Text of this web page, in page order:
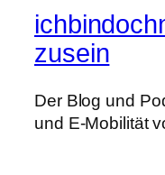
zusein
Der Blog und
und E-Mobilität